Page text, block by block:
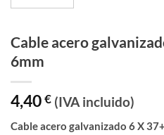
Cable acero
6mm
4,40€ (IVA incluido)
Cable acero galvanizado 6 X